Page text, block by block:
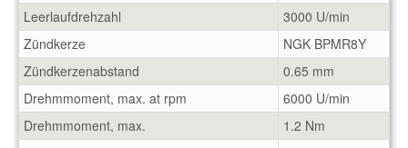
Leerlaufdrehzahl
3000 U/min
Zündkerze
NGK BPMR8Y
Zündkerzenabstand
0.65 mm
Drehmmoment, max. at rpm
6000 U/min
Drehmmoment, max.
1.2 Nm